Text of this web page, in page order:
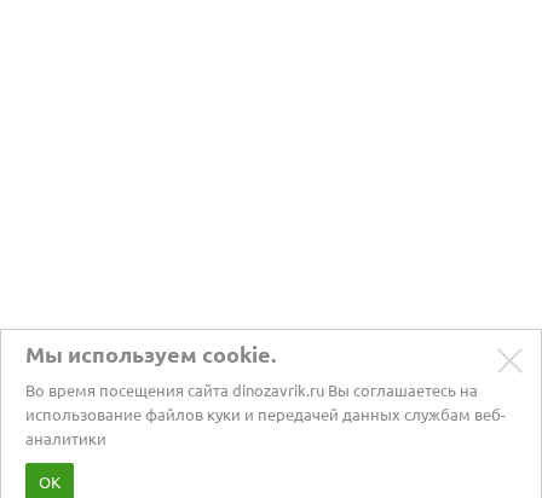
Мы используем cookie.
Во время посещения сайта dinozavrik.ru Вы соглашаетесь на
использование файлов куки и передачей данных службам веб-
аналитики
ОК